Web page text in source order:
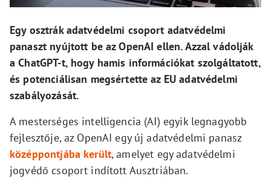
Egy osztrák adatvédelmi csoport adatvédelmi
panaszt nyújtott be az OpenAI ellen. Azzal vádolják
a ChatGPT-t, hogy hamis információkat szolgáltatott,
és potenciálisan megsértette az EU adatvédelmi
szabályozását.
A mesterséges intelligencia (AI) egyik legnagyobb
fejlesztője, az OpenAI egy új adatvédelmi panasz
középpontjába került, amelyet egy adatvédelmi
jogvédő csoport indított Ausztriában.